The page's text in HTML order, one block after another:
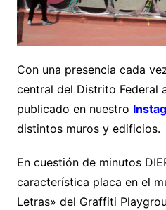
Con una presencia cada
central del Distrito Federal
publicado en nuestro
distintos muros y edificios.
En cuestión de minutos
característica placa en el
Letras» del Graffiti